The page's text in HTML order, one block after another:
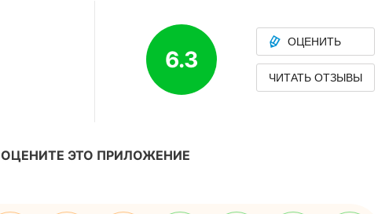
6.3
ОЦЕНИТЬ
ЧИТАТЬ ОТЗЫВЫ
ОЦЕНИТЕ ЭТО ПРИЛОЖЕНИЕ